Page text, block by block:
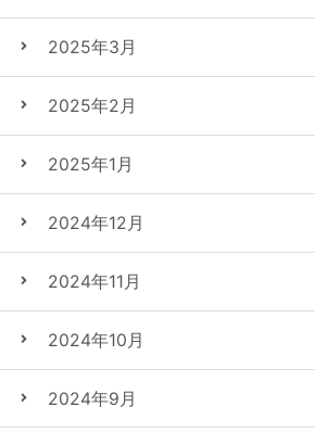
2025年3月
2025年2月
2025年1月
2024年12月
2024年11月
2024年10月
2024年9月